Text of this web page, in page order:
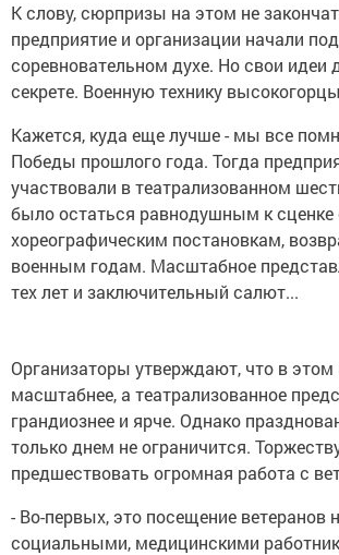
К слову, сюрпризы на этом не
предприятие и организации начали
соревновательном духе. Но свои идеи
секрете. Военную технику
Кажется, куда еще лучше - мы все
Победы прошлого года. Тогда
участвовали в театрализованном
было остаться равнодушным к
хореографическим постановкам,
военным годам. Масштабное
тех лет и заключительный салют...
Организаторы утверждают, что в этом
масштабнее, а театрализованное
грандиознее и ярче. Однако
только днем не ограничится.
предшествовать огромная работа с
- Во-первых, это посещение ветеранов
социальными, медицинскими